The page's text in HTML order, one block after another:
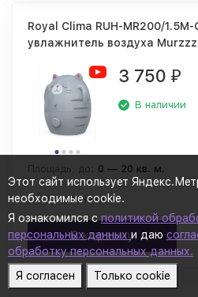
Этот сайт использует
необходимые cookie.
Я ознакомился сполитикой
персональных данныхи даю
обработку персональных данных.
Я согласен
Только cookie
Royal Clima RUH-MR200/1.5M-
увлажнитель воздуха
3 750 ₽
В наличии
Площадь, до: 0 — 20 кв. м.
К сравнению
В корзину